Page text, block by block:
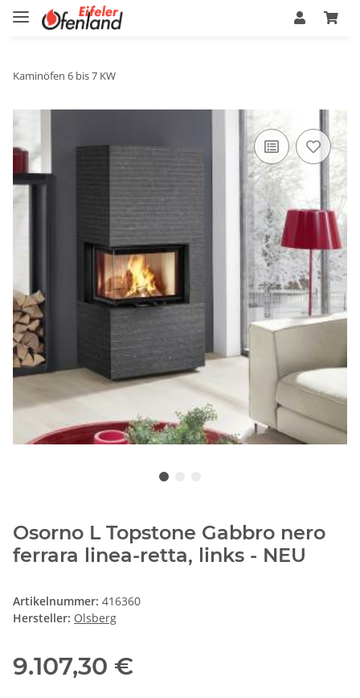
Kaminöfen 6 bis 7 KW
Osorno L Topstone Gabbro nero
ferrara linea-retta, links - NEU
Artikelnummer: 416360
Hersteller: Olsberg
9.107,30 €